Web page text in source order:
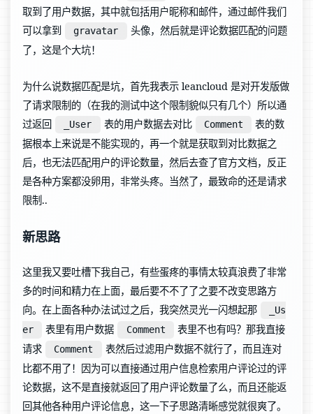
取到了用户数据，其中就包括用户昵称和邮件，通过邮件我们
可以拿到
gravatar
头像，然后就是评论数据匹配的问题
了，这是个大坑！
为什么说数据匹配是坑，首先我表示 leancloud 是对开发版做
了请求限制的（在我的测试中这个限制貌似只有几个）所以通
过返回
_User 表的用户数据去对比 Comment
表的数
据根本上来说是不能实现的，再一个就是获取到对比数据之
后，也无法匹配用户的评论数量，然后去查了官方文档，反正
是各种方案都没卵用，非常头疼。当然了，最致命的还是请求
限制..
新思路
这里我又要吐槽下我自己，有些蛋疼的事情太较真浪费了非常
多的时间和精力在上面，最后要不不了了之要不改变思路方
向。在上面各种办法试过之后，我突然灵光一闪想起那
_Us
er
表里有用户数据 Comment
表里不也有吗？那我直接
请求
Comment
表然后过滤用户数据不就行了，而且连对
比都不用了！因为可以直接通过用户信息检索用户评论过的评
论数据，这不是直接就返回了用户评论数量了么，而且还能返
回其他各种用户评论信息，这一下子思路清晰感觉就很爽了。